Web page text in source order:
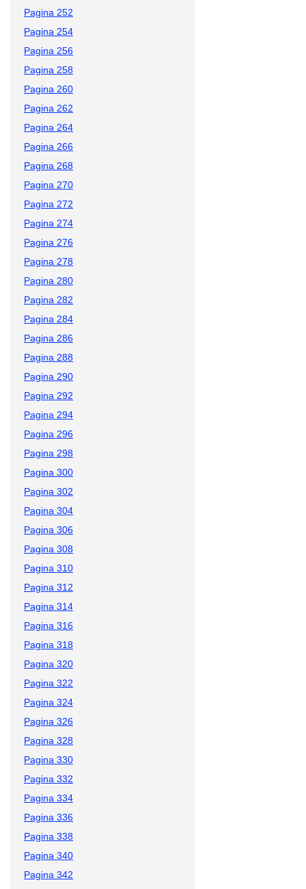
Pagina 252
Pagina 254
Pagina 256
Pagina 258
Pagina 260
Pagina 262
Pagina 264
Pagina 266
Pagina 268
Pagina 270
Pagina 272
Pagina 274
Pagina 276
Pagina 278
Pagina 280
Pagina 282
Pagina 284
Pagina 286
Pagina 288
Pagina 290
Pagina 292
Pagina 294
Pagina 296
Pagina 298
Pagina 300
Pagina 302
Pagina 304
Pagina 306
Pagina 308
Pagina 310
Pagina 312
Pagina 314
Pagina 316
Pagina 318
Pagina 320
Pagina 322
Pagina 324
Pagina 326
Pagina 328
Pagina 330
Pagina 332
Pagina 334
Pagina 336
Pagina 338
Pagina 340
Pagina 342